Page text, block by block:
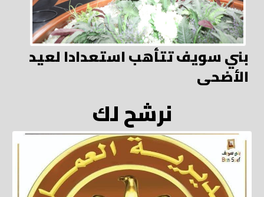
بني سويف تتأهب استعدادا لعيد
الأضحى
نرشح لك